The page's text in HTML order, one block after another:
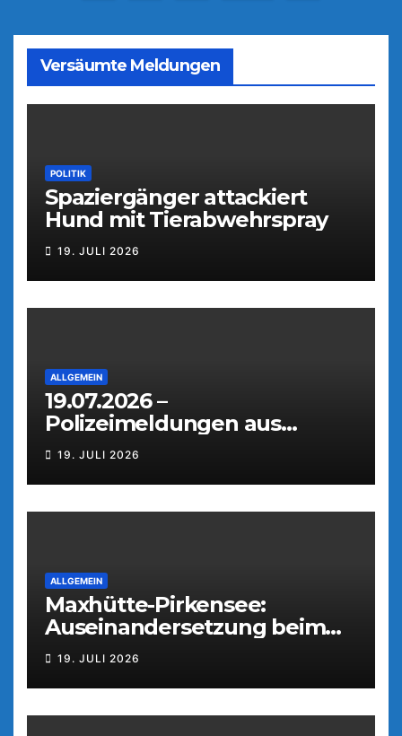
Beiträge
Versäumte Meldungen
POLITIK
Spaziergänger attackiert
Hund mit Tierabwehrspray
19. JULI 2026
ALLGEMEIN
19.07.2026 –
Polizeimeldungen aus
Weiden
19. JULI 2026
ALLGEMEIN
Maxhütte-Pirkensee:
Auseinandersetzung beim
Parkfest
19. JULI 2026